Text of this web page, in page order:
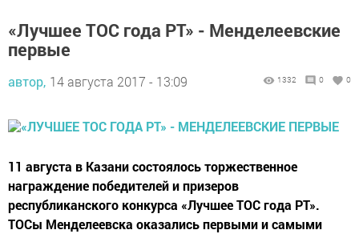
«Лучшее ТОС года РТ» - Менделеевские
первые
автор, 14 августа 2017 - 13:09 1332 0 0
11 августа в Казани состоялось торжественное
награждение победителей и призеров
республиканского конкурса «Лучшее ТОС года РТ».
ТОСы Менделеевска оказались первыми и самыми